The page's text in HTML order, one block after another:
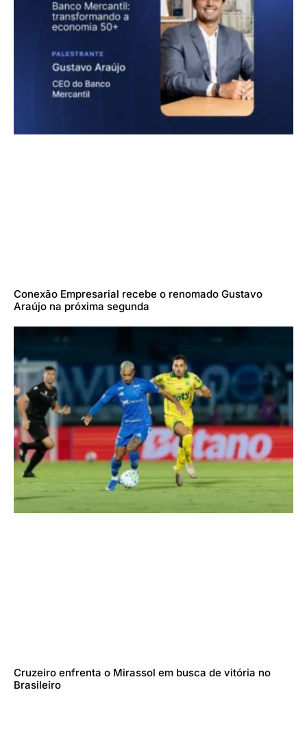
Conexão Empresarial recebe o renomado Gustavo
Araújo na próxima segunda
Cruzeiro enfrenta o Mirassol em busca de vitória no
Brasileiro